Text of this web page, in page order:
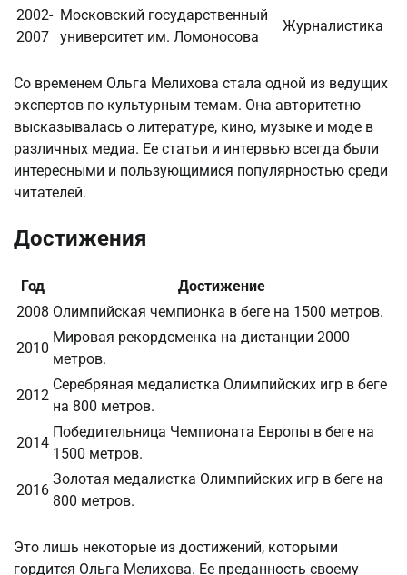
2002-
2007
Московский государственный
университет им. Ломоносова
Журналистика
Со временем Ольга Мелихова стала одной из ведущих
экспертов по культурным темам. Она авторитетно
высказывалась о литературе, кино, музыке и моде в
различных медиа. Ее статьи и интервью всегда были
интересными и пользующимися популярностью среди
читателей.
Достижения
Год
Достижение
2008 Олимпийская чемпионка в беге на 1500 метров.
2010
Мировая рекордсменка на дистанции 2000
метров.
2012
Серебряная медалистка Олимпийских игр в беге
на 800 метров.
2014
Победительница Чемпионата Европы в беге на
1500 метров.
2016
Золотая медалистка Олимпийских игр в беге на
800 метров.
Это лишь некоторые из достижений, которыми
гордится Ольга Мелихова. Ее преданность своему